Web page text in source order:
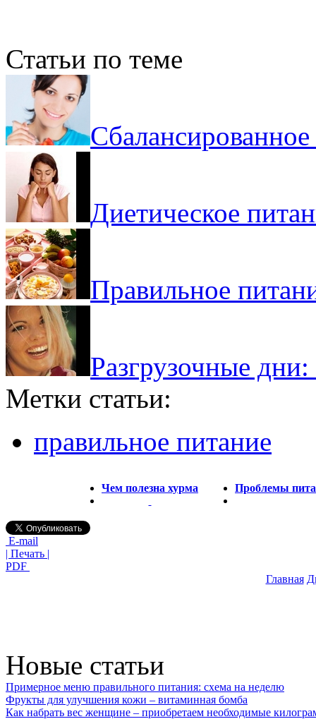
Статьи по теме
Диетическое
Правильное
Разгрузочные
Метки статьи:
правильное питание
Чем полезна хурма Проблемы
E-mail
| Печать |
PDF
Главная
Новые статьи
Примерное меню правильного питания: схема на неделю
Фрукты для улучшения кожи – витаминная бомба
Как набрать вес женщине – приобретаем необходимые